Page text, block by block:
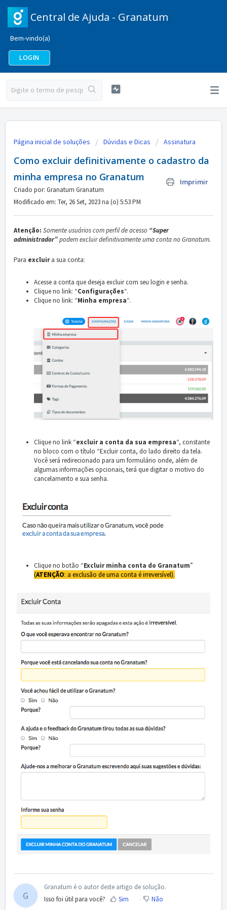
Central de Ajuda - Granatum
Bem-vindo(a)
LOGIN
Página inicial de soluções Dúvidas e Dicas Assinatura
Como excluir definitivamente o cadastro da
minha empresa no Granatum
Imprimir
Criado por: Granatum Granatum
Modificado em: Ter, 26 Set, 2023 na (o) 5:53 PM
Atenção: Somente usuários com perfil de acesso “Super
administrador”podem excluir definitivamente uma conta no Granatum.
Para excluira sua conta:
Acesse a conta que deseja excluir com seu login e senha.
Clique no link: “Configurações“.
Clique no link: “Minha empresa“.
Clique no link “excluir a conta da sua empresa“, constante
no bloco com o título “Excluir conta, do lado direito da tela.
Você será redirecionado para um formulário onde, além de
algumas informações opcionais, terá que digitar o motivo do
cancelamento e sua senha.
Clique no botão “Excluir minha conta do Granatum”
(ATENÇÃO: a exclusão de uma conta é irreversível).
G
Granatum é o autor deste artigo de solução.
Isso foi útil para você?
Sim Não